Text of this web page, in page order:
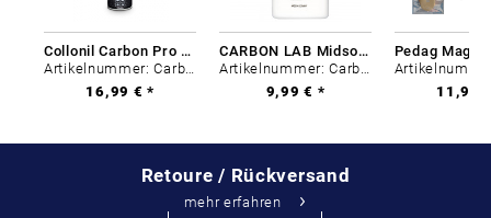
Collonil Carbon Pro 400 ml
Artikelnummer: Carbon-0
16,99 € *
CARBON LAB Midsole Cleaner
Artikelnummer: Carbon-0
9,99 € *
11,99
Retoure / Rückversand
mehr erfahren